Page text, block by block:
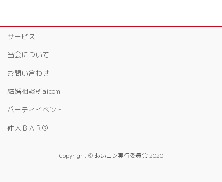
サービス
当会について
お問い合わせ
結婚相談所aicom
パーティイベント
仲人ＢＡＲ®
Copyright © あいコン実行委員会 2020